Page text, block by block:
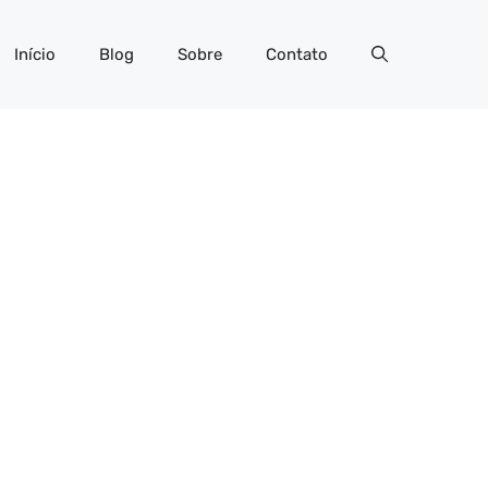
Início Blog Sobre Contato